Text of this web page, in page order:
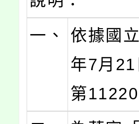
一、
依據國
年7月
第